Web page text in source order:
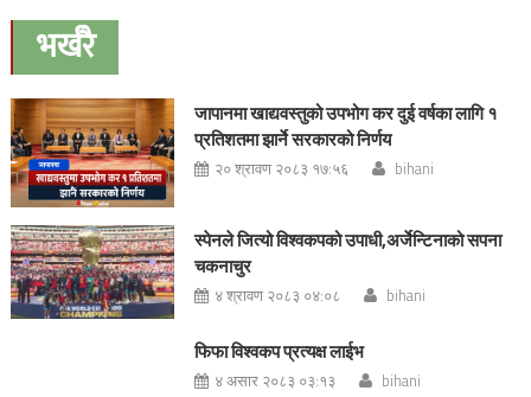
navigation
भर्खरै
जापानमा खाद्यवस्तुको उपभोग कर दुई वर्षका लागि १
प्रतिशतमा झार्ने सरकारको निर्णय
२० श्रावण २०८३ १७:५६ bihani
स्पेनले जित्यो विश्वकपको उपाधी,अर्जेन्टिनाको सपना
चकनाचुर
४ श्रावण २०८३ ०४:०८ bihani
फिफा विश्वकप प्रत्यक्ष लाईभ
४ असार २०८३ ०३:१३ bihani